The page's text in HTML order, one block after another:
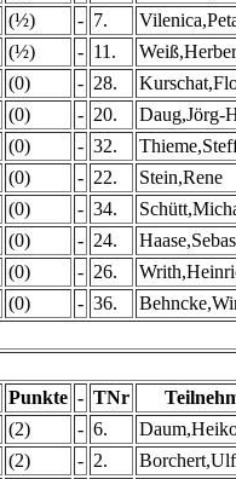
(½) - 7.
(½) - 11.
(0) - 28.
(0) - 20.
Daug,Jörg-
(0) - 32.
(0) - 22.
Stein,Rene
(0) - 34.
(0) - 24.
(0) - 26.
(0) - 36.
Punkte - TNr
(2) - 6.
(2) - 2.
Borchert,Ulf